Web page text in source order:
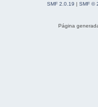
SMF 2.0.19 | SMF ©
Página